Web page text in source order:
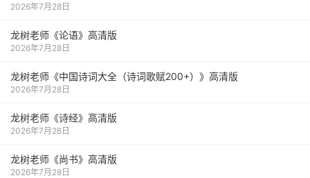
2026年7月28日
龙树老师《论语》高清版
2026年7月28日
龙树老师《中国诗词大全（诗词歌赋200+）》高清版
2026年7月28日
龙树老师《诗经》高清版
2026年7月28日
龙树老师《尚书》高清版
2026年7月28日